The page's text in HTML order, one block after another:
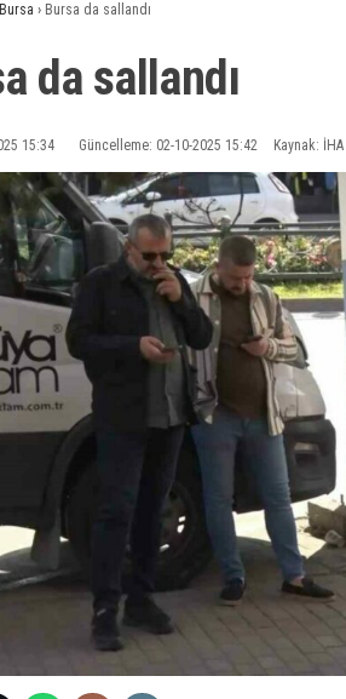
Bursa › Bursa da sallandı
da sallandı
15:34 Güncelleme: 02-10-2025 15:42 Kaynak: İHA